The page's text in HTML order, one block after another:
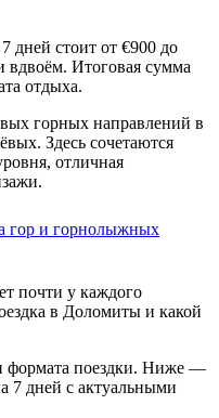
дней стоит от €900 до
вдвоём. Итоговая сумма
отдыха.
горных направлений в
Здесь сочетаются
отличная
почти у каждого
в Доломиты и какой
формата поездки. Ниже —
7 дней с актуальными